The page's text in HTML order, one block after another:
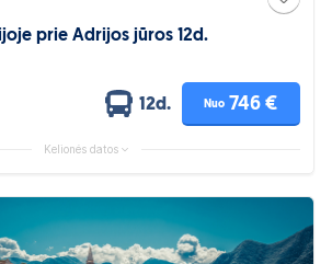
prie Adrijos jūros 12d.
12d. Nuo 746 €
Kelionės datos